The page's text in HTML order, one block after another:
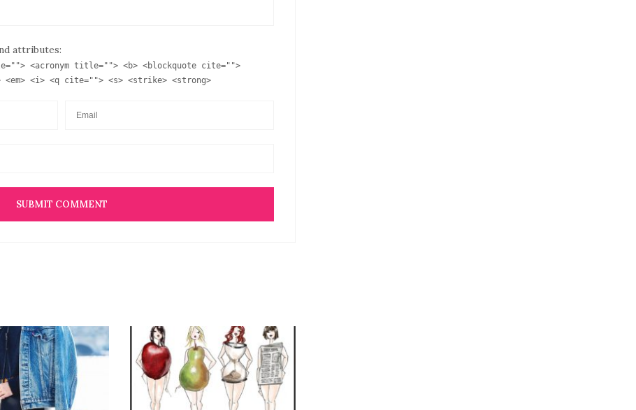
attributes:
<acronym title=""> <b> <blockquote cite="">
<em> <i> <q cite=""> <s> <strike> <strong>